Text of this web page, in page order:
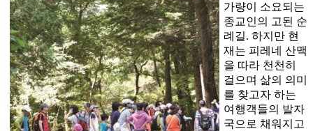
가량이 소요되는
종교인의 고된 순
례길. 하지만 현
재는 피레네 산맥
을 따라 천천히
걸으며 삶의 의미
를 찾고자 하는
여행객들의 발자
국으로 채워지고